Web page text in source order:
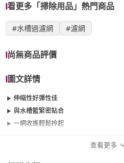
看更多「掃除用品」熱門商品
#水槽過濾網 #濾網
尚無商品評價
圖文詳情
伸縮性好彈性佳
與水槽籃緊密貼合
一網收進輕鬆拎起
查看更多